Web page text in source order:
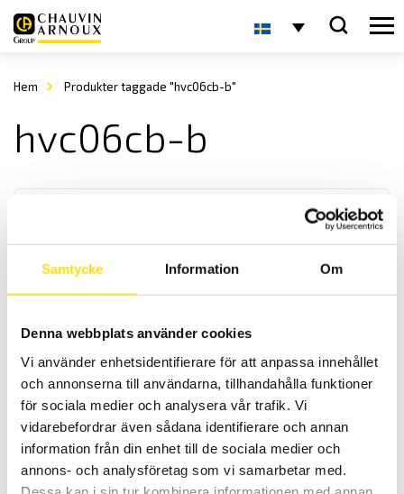
Samtycke Information Om
Denna webbplats använder cookies
Vi använder enhetsidentifierare för att anpassa innehållet
och annonserna till användarna, tillhandahålla funktioner
för sociala medier och analysera vår trafik. Vi
vidarebefordrar även sådana identifierare och annan
information från din enhet till de sociala medier och
annons- och analysföretag som vi samarbetar med.
Hem Produkter taggade "hvc06cb-b"
hvc06cb-b
ETL Provkabel HVC06CB-B med HVP06C- och 2 st
Kabel HVC06CB-B för högspänningsprov.
LÄS MER